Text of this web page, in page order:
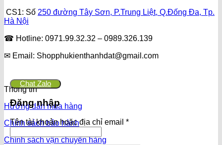
CS1: Số 250 đường Tây Sơn, P.Trung Liệt, Q.Đống Đa, Tp.
Hà Nội
☎ Hotline: 0971.99.32.32 – 0989.326.139
✉ Email: Shopphukienthanhdat@gmail.com
Thông tin
Hướng dẫn mua hàng
Chính sách bảo hành
Chính sách vận chuyển hàng
Chat Zalo
Đăng nhập
Tên tài khoản hoặc địa chỉ email *